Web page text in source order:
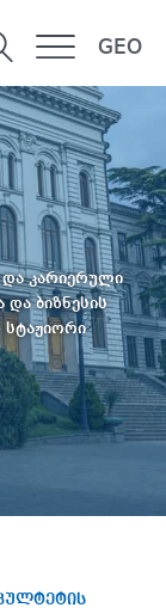
GEO
და კარიერული
და ბიზნესის
სტაჟიორი